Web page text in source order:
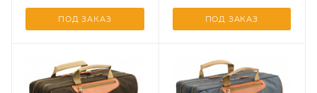
ПОД ЗАКАЗ ПОД ЗАКАЗ